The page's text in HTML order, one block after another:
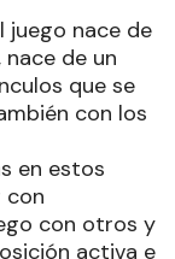
juego nace de
de un
que se
con los
en estos
con
con otros y
activa e